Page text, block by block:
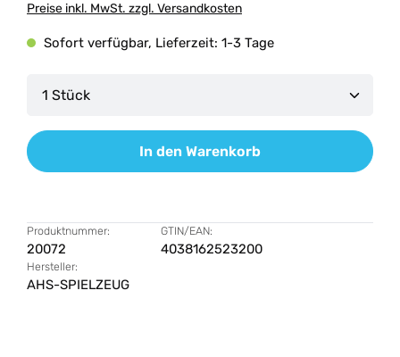
Preise inkl. MwSt. zzgl. Versandkosten
Sofort verfügbar, Lieferzeit: 1-3 Tage
Produkt Anzahl: Gib den gewünschten Wert
In den Warenkorb
Produktnummer:
20072
GTIN/EAN:
4038162523200
Hersteller:
AHS-SPIELZEUG